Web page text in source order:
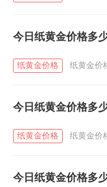
今日纸黄金价格多
纸黄金价格 纸黄金价
今日纸黄金价格多
纸黄金价格 纸黄金价
今日纸黄金价格多